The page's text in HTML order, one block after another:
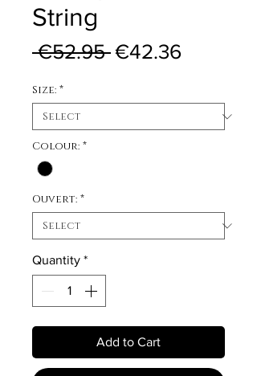
String
€52.95 Regular Price
€42.36
Size: *
Colour: *
Ouvert: *
Quantity *
Add to Cart